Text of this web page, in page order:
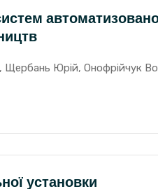
Юрій, Онофрійчук
установки